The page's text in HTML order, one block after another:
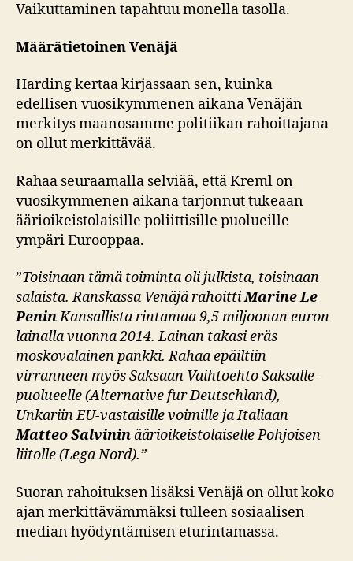
Vaikuttaminen tapahtuu monella tasolla.
Määrätietoinen Venäjä
Harding kertaa kirjassaan sen, kuinka
edellisen vuosikymmenen aikana Venäjän
merkitys maanosamme politiikan rahoittajana
on ollut merkittävää.
Rahaa seuraamalla selviää, että Kreml on
vuosikymmenen aikana tarjonnut tukeaan
äärioikeistolaisille poliittisille puolueille
ympäri Eurooppaa.
”Toisinaan tämä toiminta oli julkista, toisinaan
salaista. Ranskassa Venäjä rahoittiMarine Le
PeninKansallista rintamaa 9,5 miljoonan euron
lainalla vuonna 2014. Lainan takasi eräs
moskovalainen pankki. Rahaa epäiltiin
virranneen myös Saksaan Vaihtoehto Saksalle -
puolueelle (Alternative fur Deutschland),
Unkariin EU-vastaisille voimille ja Italiaan
Matteo Salvininäärioikeistolaiselle Pohjoisen
liitolle (Lega Nord).”
Suoran rahoituksen lisäksi Venäjä on ollut koko
ajan merkittävämmäksi tulleen sosiaalisen
median hyödyntämisen eturintamassa.